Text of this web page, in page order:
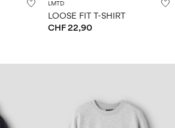
LMTD
LOOSE FIT T-SHIRT
CHF 22,90